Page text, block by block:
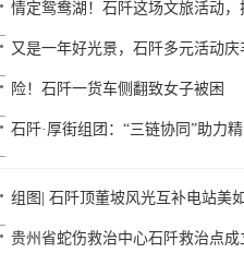
情定鸳鸯湖！石阡这场文旅活动
又是一年好光景，石阡多元活动庆
险！石阡一货车侧翻致女子被困
石阡·厚街组团：“三链协同”助力
组图| 石阡顶董坡风光互补电站美
贵州省蛇伤救治中心石阡救治点成